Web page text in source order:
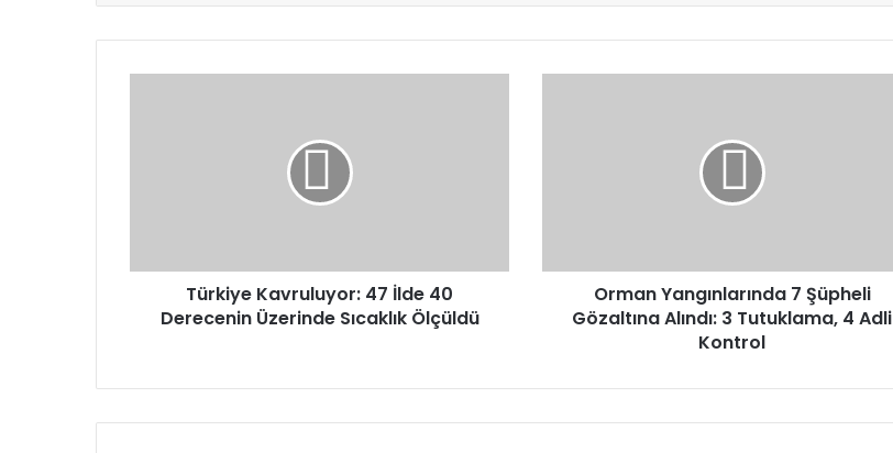
Ölçüldü
Türkiye Kavruluyor: 47 İlde 40
Derecenin Üzerinde Sıcaklık Ölçüldü
4
Kontrol
Orman Yangınlarında 7 Şüpheli
Gözaltına Alındı: 3 Tutuklama, 4 Adli
Kontrol